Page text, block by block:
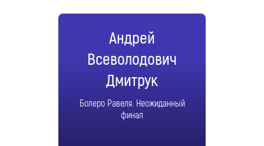
Андрей
Всеволодович
Дмитрук
Болеро Равеля. Неожиданный
финал